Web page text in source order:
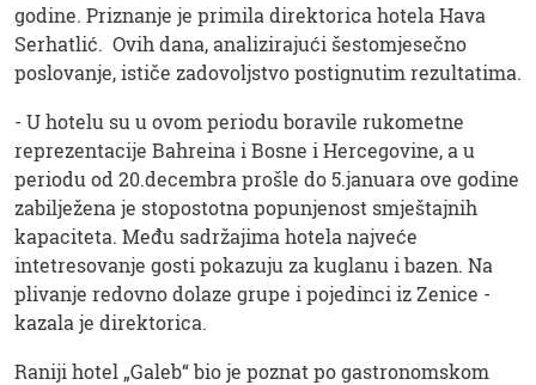
godine. Priznanje je primila direktorica hotela Hava
Serhatlić. Ovih dana, analizirajući šestomjesečno
poslovanje, ističe zadovoljstvo postignutim rezultatima.
- U hotelu su u ovom periodu boravile rukometne
reprezentacije Bahreina i Bosne i Hercegovine, a u
periodu od 20.decembra prošle do 5.januara ove godine
zabilježena je stopostotna popunjenost smještajnih
kapaciteta. Među sadržajima hotela najveće
intetresovanje gosti pokazuju za kuglanu i bazen. Na
plivanje redovno dolaze grupe i pojedinci iz Zenice -
kazala je direktorica.
Raniji hotel „Galeb“ bio je poznat po gastronomskom